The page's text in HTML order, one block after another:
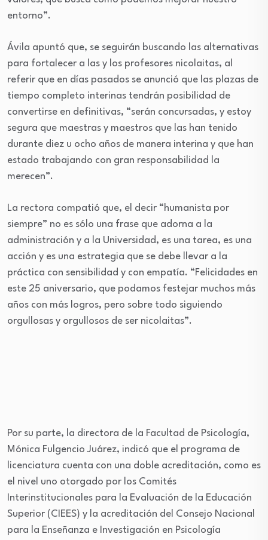
entorno”.
Ávila apuntó que, se seguirán buscando las alternativas
para fortalecer a las y los profesores nicolaitas, al
referir que en días pasados se anunció que las plazas de
tiempo completo interinas tendrán posibilidad de
convertirse en definitivas, “serán concursadas, y estoy
segura que maestras y maestros que las han tenido
durante diez u ocho años de manera interina y que han
estado trabajando con gran responsabilidad la
merecen”.
La rectora compatió que, el decir “humanista por
siempre” no es sólo una frase que adorna a la
administración y a la Universidad, es una tarea, es una
acción y es una estrategia que se debe llevar a la
práctica con sensibilidad y con empatía. “Felicidades en
este 25 aniversario, que podamos festejar muchos más
años con más logros, pero sobre todo siguiendo
orgullosas y orgullosos de ser nicolaitas”.
Por su parte, la directora de la Facultad de Psicología,
Mónica Fulgencio Juárez, indicó que el programa de
licenciatura cuenta con una doble acreditación, como es
el nivel uno otorgado por los Comités
Interinstitucionales para la Evaluación de la Educación
Superior (CIEES) y la acreditación del Consejo Nacional
para la Enseñanza e Investigación en Psicología